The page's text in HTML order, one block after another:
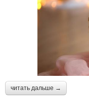
читать дальше →